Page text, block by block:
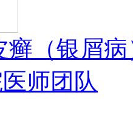
癣（银屑
师团队